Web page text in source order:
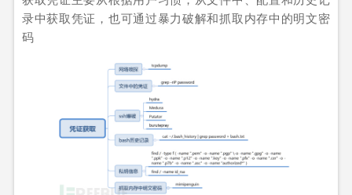
录中获取凭证，也可通过暴力破解和抓取内存中的明文密
码